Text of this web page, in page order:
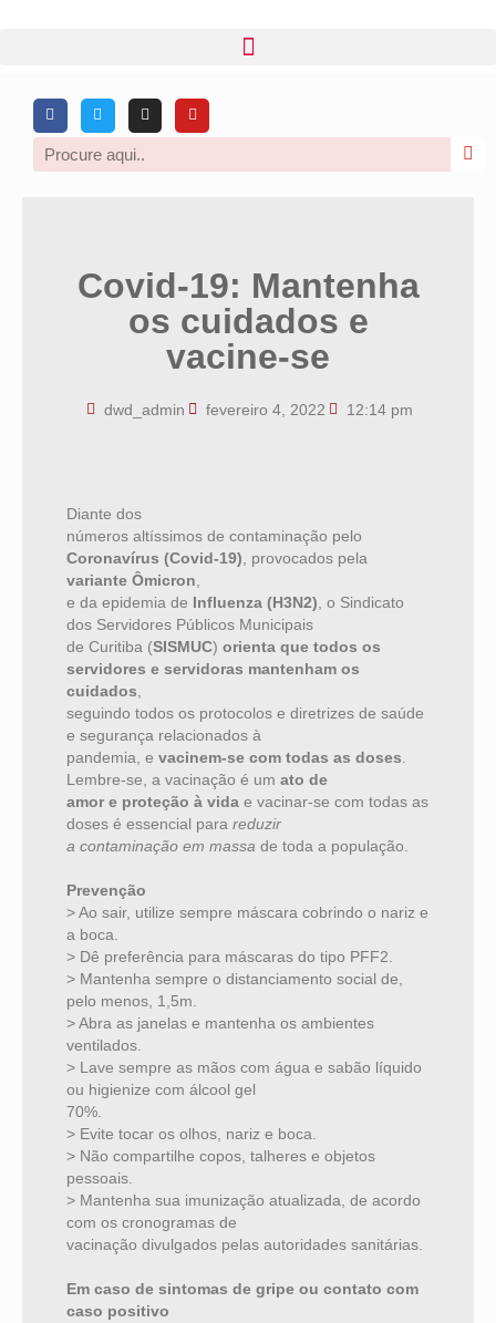
Covid-19: Mantenha
os cuidados e
vacine-se
dwd_admin fevereiro 4, 2022 12:14 pm
Diante dos
números altíssimos de contaminação pelo
Coronavírus (Covid-19) , provocados pela
variante Ômicron
e da epidemia de Influenza (H3N2) , o Sindicato
dos Servidores Públicos Municipais
de Curitiba (SISMUC) orienta que todos os
servidores e servidoras mantenham os
cuidados
seguindo todos os protocolos e diretrizes de saúde
e segurança relacionados à
pandemia, e vacinem-se com todas as doses
Lembre-se, a vacinação é um ato de
amor e proteção à vida e vacinar-se com todas as
doses é essencial para reduzir
a contaminação em massa de toda a população.
Prevenção
> Ao sair, utilize sempre máscara cobrindo o nariz e
a boca.
> Dê preferência para máscaras do tipo PFF2.
> Mantenha sempre o distanciamento social de,
pelo menos, 1,5m.
> Abra as janelas e mantenha os ambientes
ventilados.
> Lave sempre as mãos com água e sabão líquido
ou higienize com álcool gel
70%.
> Evite tocar os olhos, nariz e boca.
> Não compartilhe copos, talheres e objetos
pessoais.
> Mantenha sua imunização atualizada, de acordo
com os cronogramas de
vacinação divulgados pelas autoridades sanitárias.
Em caso de sintomas de gripe ou contato com
caso positivo